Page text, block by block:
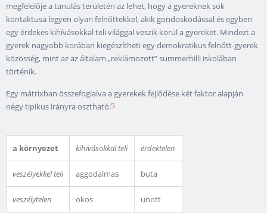
megfelelője a tanulás területén az lehet, hogy a gyereknek sok
kontaktusa legyen olyan felnőttekkel, akik gondoskodással és egyben
egy érdekes kihívásokkal teli világgal veszik körül a gyereket. Mindezt a
gyerek nagyobb korában kiegészítheti egy demokratikus felnőtt-gyerek
közösség, mint az az általam „reklámozott” summerhilli iskolában
történik.
Egy mátrixban összefoglalva a gyerekek fejlődése két faktor alapján
négy tipikus irányra osztható:5
a környezet kihívásokkal teli érdektelen
veszélyekkel teli aggodalmas buta
veszélytelen okos unott